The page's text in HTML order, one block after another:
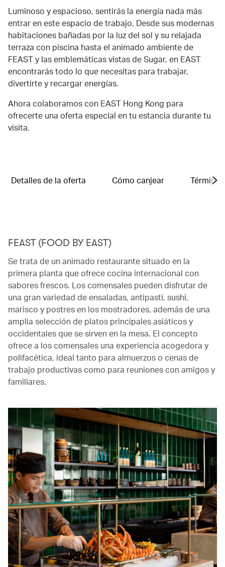
Luminoso y espacioso, sentirás la energía nada más
entrar en este espacio de trabajo. Desde sus modernas
habitaciones bañadas por la luz del sol y su relajada
terraza con piscina hasta el animado ambiente de
FEAST y las emblemáticas vistas de Sugar, en EAST
encontrarás todo lo que necesitas para trabajar,
divertirte y recargar energías.
Ahora colaboramos con EAST Hong Kong para
ofrecerte una oferta especial en tu estancia durante tu
visita.
Detalles de la oferta Cómo canjear
FEAST (FOOD BY EAST)
Se trata de un animado restaurante situado en la
primera planta que ofrece cocina internacional con
sabores frescos. Los comensales pueden disfrutar de
una gran variedad de ensaladas, antipasti, sushi,
marisco y postres en los mostradores, además de una
amplia selección de platos principales asiáticos y
occidentales que se sirven en la mesa. El concepto
ofrece a los comensales una experiencia acogedora y
polifacética, ideal tanto para almuerzos o cenas de
trabajo productivas como para reuniones con amigos y
familiares.